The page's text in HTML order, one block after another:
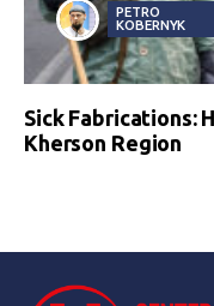
PETRO
KOBERNYK
Sick Fabrications:
Kherson Region